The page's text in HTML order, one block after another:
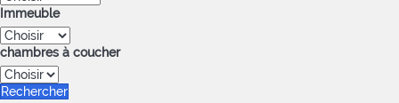
Immeuble
chambres à coucher
Rechercher